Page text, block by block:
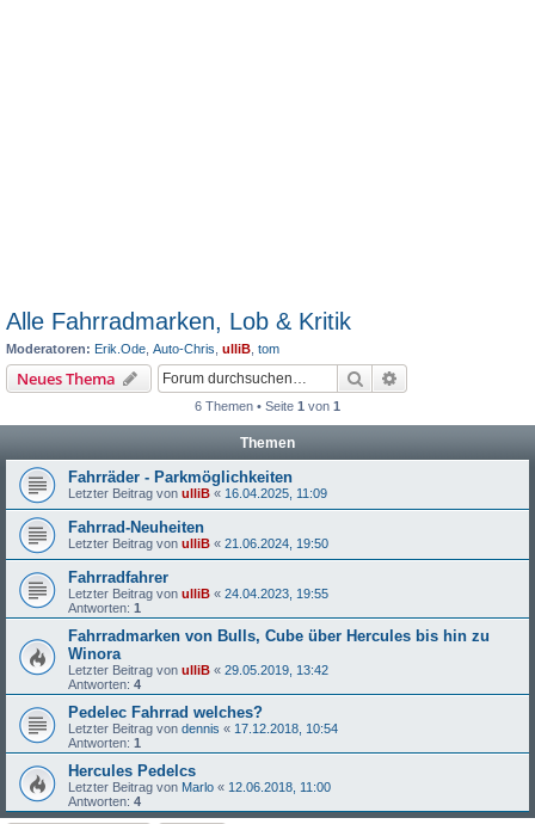
Alle Fahrradmarken, Lob & Kritik
Moderatoren: Erik.Ode Auto-Chris ulliB tom
Neues Thema Suche
6 Themen • Seite 1 von 1
Themen
Fahrräder - Parkmöglichkeiten
Letzter Beitrag von ulliB « 16.04.2025, 11:09
Fahrrad-Neuheiten
Letzter Beitrag von ulliB « 21.06.2024, 19:50
Fahrradfahrer
Letzter Beitrag von ulliB « 24.04.2023, 19:55
Antworten: 1
Fahrradmarken von Bulls, Cube über Hercules bis hin zu
Winora
Letzter Beitrag von ulliB « 29.05.2019, 13:42
Antworten: 4
Pedelec Fahrrad welches?
Letzter Beitrag von dennis « 17.12.2018, 10:54
Antworten: 1
Hercules Pedelcs
Letzter Beitrag von Marlo « 12.06.2018, 11:00
Antworten: 4